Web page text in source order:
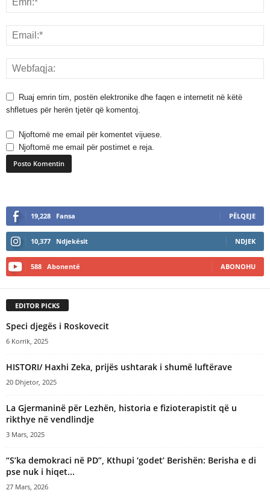
Ruaj emrin tim, postën elektronike dhe faqen e internetit në këtë
shfletues për herën tjetër që komentoj.
Njoftomë me email për komentet vijuese.
Njoftomë me email për postimet e reja.
l
e
n
a
:
19,228 Fansa PËLQEJE
10,377 Ndjekësit NDJEK
588 Abonentë ABONOHU
EDITOR PICKS
Speci djegës i Roskovecit
6 Korrik, 2025
​HISTORI/ Haxhi Zeka, prijës ushtarak i shumë luftërave
20 Dhjetor, 2025
La Gjermaninë për Lezhën, historia e fizioterapistit që u
rikthye në vendlindje
3 Mars, 2025
“S’ka demokraci në PD”, Kthupi ‘godet’ Berishën: Berisha e di
pse nuk i hiqet...
27 Mars, 2026